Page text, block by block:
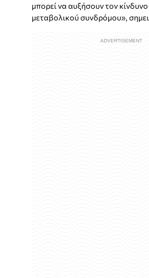
μπορεί να αυξήσουν τον
μεταβολικού συνδρόμου»,